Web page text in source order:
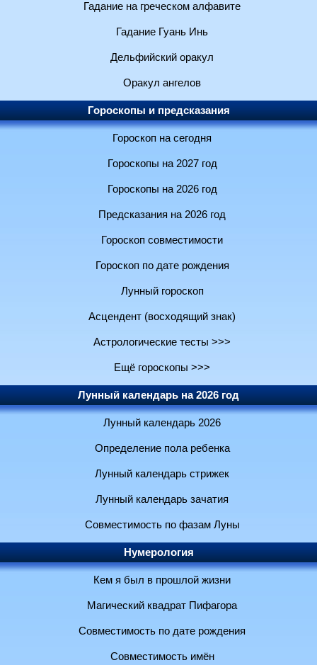
Гадание на греческом алфавите
Гадание Гуань Инь
Дельфийский оракул
Оракул ангелов
Гороскопы и предсказания
Гороскоп на сегодня
Гороскопы на 2027 год
Гороскопы на 2026 год
Предсказания на 2026 год
Гороскоп совместимости
Гороскоп по дате рождения
Лунный гороскоп
Асцендент (восходящий знак)
Астрологические тесты >>>
Ещё гороскопы >>>
Лунный календарь на 2026 год
Лунный календарь 2026
Определение пола ребенка
Лунный календарь стрижек
Лунный календарь зачатия
Совместимость по фазам Луны
Нумерология
Кем я был в прошлой жизни
Магический квадрат Пифагора
Совместимость по дате рождения
Совместимость имён